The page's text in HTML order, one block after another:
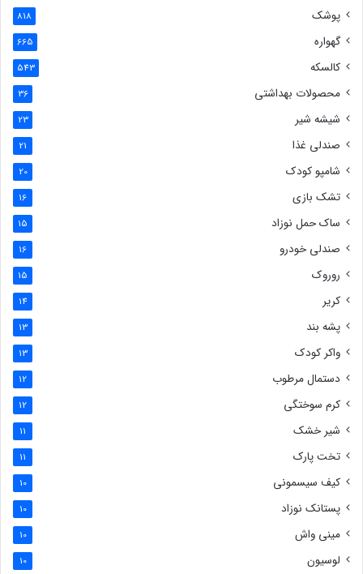
پوشک 818
گهواره 665
کالسکه 543
محصولات بهداشتی 36
شیشه شیر 23
صندلی غذا 21
شامپو کودک 20
تشک بازی 16
ساک حمل نوزاد 15
صندلی خودرو 16
روروک 15
کریر 14
پشه بند 13
واکر کودک 13
دستمال مرطوب 12
کرم سوختگی 12
شیر خشک 11
تخت پارک 11
کیف سیسمونی 10
پستانک نوزاد 10
مینی واش 10
لوسیون 10